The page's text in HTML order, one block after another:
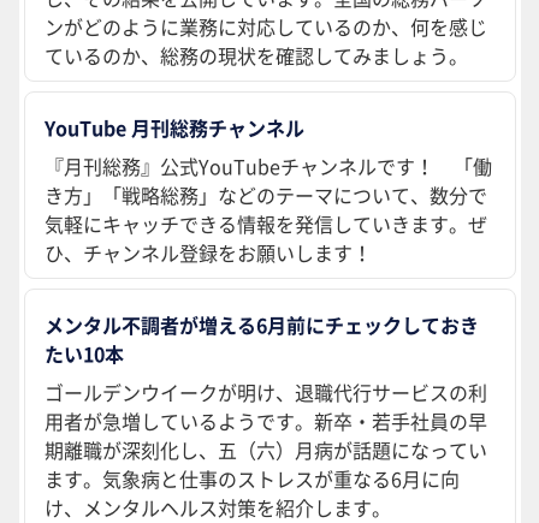
ンがどのように業務に対応しているのか、何を感じ
ているのか、総務の現状を確認してみましょう。
YouTube 月刊総務チャンネル
『月刊総務』公式YouTubeチャンネルです！ 「働
き方」「戦略総務」などのテーマについて、数分で
気軽にキャッチできる情報を発信していきます。ぜ
ひ、チャンネル登録をお願いします！
メンタル不調者が増える6月前にチェックしておき
たい10本
ゴールデンウイークが明け、退職代行サービスの利
用者が急増しているようです。新卒・若手社員の早
期離職が深刻化し、五（六）月病が話題になってい
ます。気象病と仕事のストレスが重なる6月に向
け、メンタルヘルス対策を紹介します。